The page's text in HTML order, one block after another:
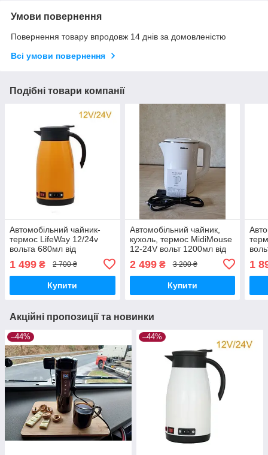
Умови повернення
Повернення товару впродовж 14 днів за домовленістю
Всі умови повернення
Подібні товари компанії
Автомобільний чайник-
термос LifeWay 12/24v
вольта 680мл від
прикурювача у вантажівку,
фуру, трек, машину для
далекобійни Оранж
1 499 ₴ 2 700 ₴
Купити
Автомобільний чайник,
кухоль, термос MidiMouse
12-24V вольт 1200мл від
вантажівки, фури
2 499₴ 3 200 ₴
Купити
1
Акційні пропозиції та новинки
–44% –44%